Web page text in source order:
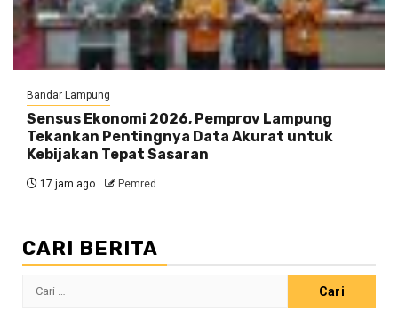
Bandar Lampung
Sensus Ekonomi 2026, Pemprov Lampung
Tekankan Pentingnya Data Akurat untuk
Kebijakan Tepat Sasaran
17 jam ago Pemred
CARI BERITA
Cari